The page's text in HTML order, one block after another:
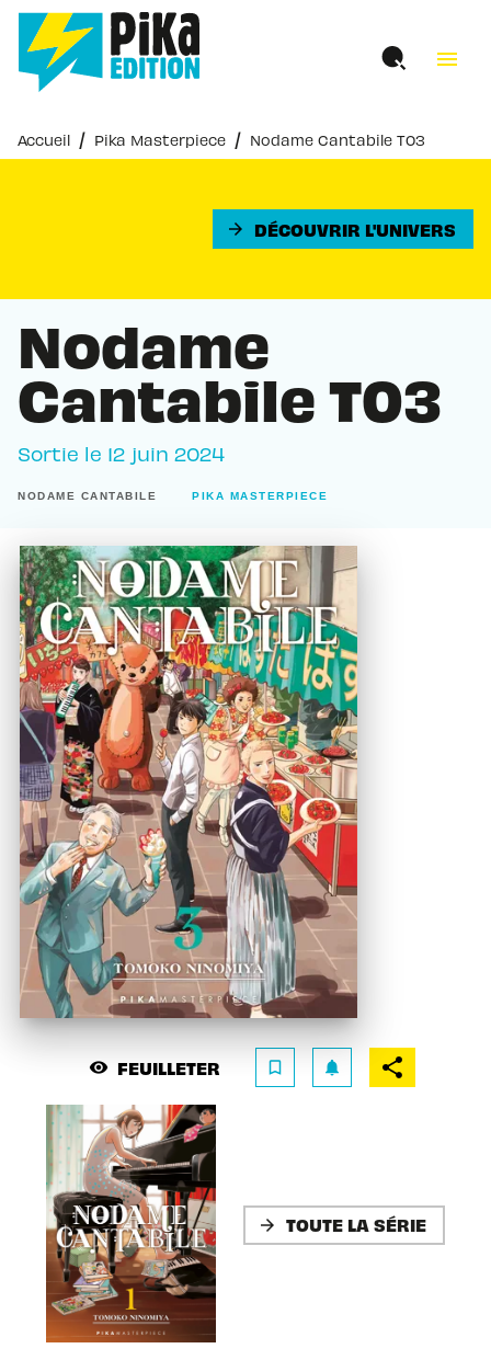
MENU RECHERCHE
PIED DE PAGE
menu
Accueil / Pika Masterpiece / Nodame Cantabile T03
arrow_forward DÉCOUVRIR L'UNIVERS
Nodame
Cantabile T03
Sortie le 12 juin 2024
NODAME CANTABILE PIKA MASTERPIECE
visibility FEUILLETER bookmark_border notifications
arrow_forward TOUTE LA SÉRIE